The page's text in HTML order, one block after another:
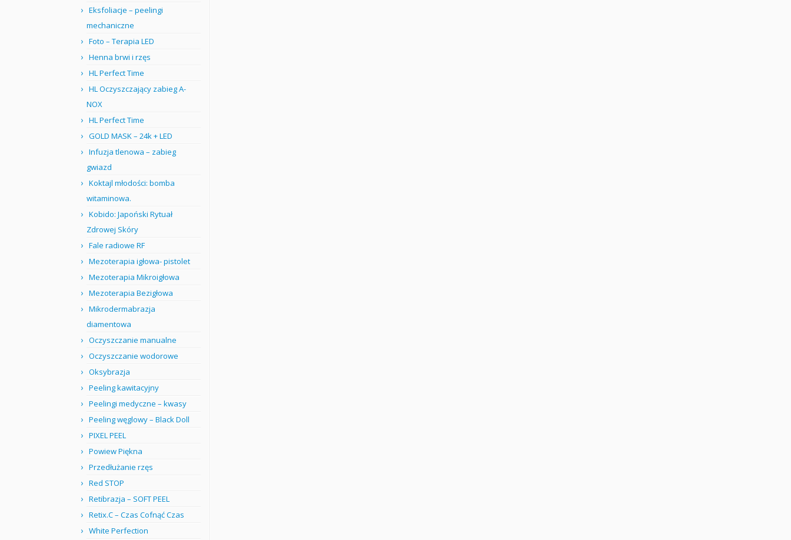
Eksfoliacje – peelingi
mechaniczne
Foto – Terapia LED
Henna brwi i rzęs
HL Perfect Time
HL Oczyszczający zabieg A-
NOX
HL Perfect Time
GOLD MASK – 24k + LED
Infuzja tlenowa – zabieg
gwiazd
Koktajl młodości: bomba
witaminowa.
Kobido: Japoński Rytuał
Zdrowej Skóry
Fale radiowe RF
Mezoterapia igłowa- pistolet
Mezoterapia Mikroigłowa
Mezoterapia Bezigłowa
Mikrodermabrazja
diamentowa
Oczyszczanie manualne
Oczyszczanie wodorowe
Oksybrazja
Peeling kawitacyjny
Peelingi medyczne – kwasy
Peeling węglowy – Black Doll
PIXEL PEEL
Powiew Piękna
Przedłużanie rzęs
Red STOP
Retibrazja – SOFT PEEL
Retix.C – Czas Cofnąć Czas
White Perfection